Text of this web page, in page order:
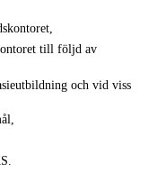
till följd av
och vid viss